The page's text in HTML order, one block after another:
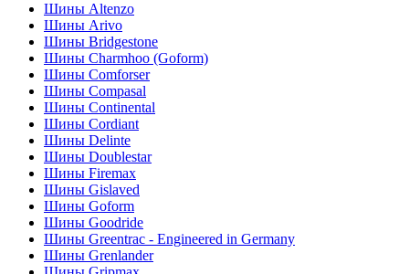
Шины Altenzo
Шины Arivo
Шины Bridgestone
Шины Charmhoo (Goform)
Шины Comforser
Шины Compasal
Шины Continental
Шины Cordiant
Шины Delinte
Шины Doublestar
Шины Firemax
Шины Gislaved
Шины Goform
Шины Goodride
Шины Greentrac - Engineered in Germany
Шины Grenlander